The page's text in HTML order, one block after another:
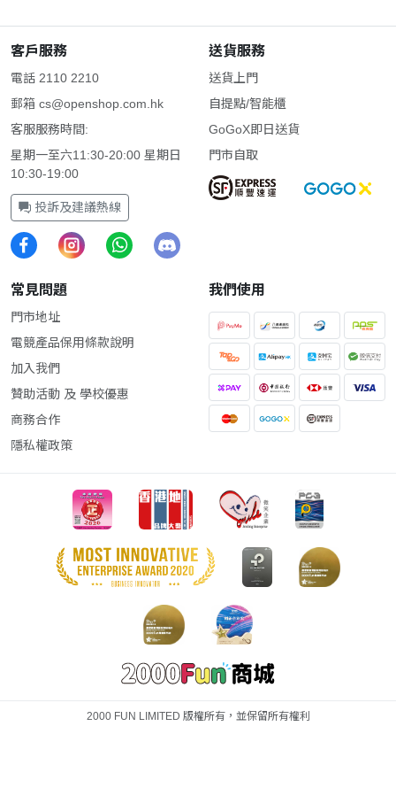
客戶服務
電話 2110 2210
郵箱 cs@openshop.com.hk
客服服務時間:
星期一至六11:30-20:00 星期日
10:30-19:00
投訴及建議熱線
送貨服務
送貨上門
自提點/智能櫃
GoGoX即日送貨
門市自取
常見問題
門市地址
電競產品保用條款說明
加入我們
贊助活動 及 學校優惠
商務合作
隱私權政策
我們使用
2000 FUN LIMITED 版權所有，並保留所有權利